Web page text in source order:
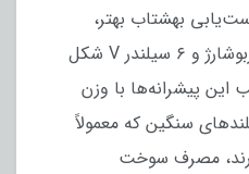
بهشتاب بهتر،
پیشرانه‌هلی چهار سیلندر توربوشارژ و ۶ سیلندر V شکل
پیشرانه‌ها با وزن
سنگین که معمولاً
مصرف سوخت